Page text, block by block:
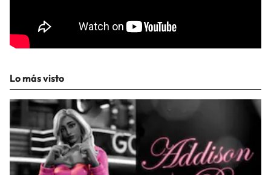
Lo más visto